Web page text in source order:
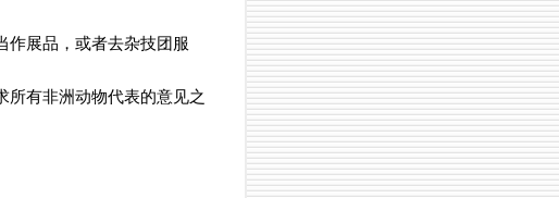
作展品，或者去杂技团服
所有非洲动物代表的意见之